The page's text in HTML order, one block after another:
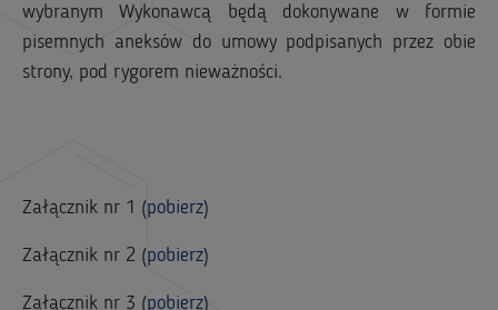
wybranym Wykonawcą będą dokonywane w formie
pisemnych aneksów do umowy podpisanych przez obie
strony, pod rygorem nieważności.
Załącznik nr 1 (pobierz)
Załącznik nr 2 (pobierz)
Załącznik nr 3 (pobierz)